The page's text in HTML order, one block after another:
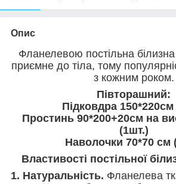
Опис
Фланелевою постільна
приємне до тіла, тому
з кожним роком.
Півторашний:
Підковдра
Простинь 90*200+20см на
(1шт.)
Наволочки 70*70 см
Властивості постільної
1. Натуральність. Фланелева